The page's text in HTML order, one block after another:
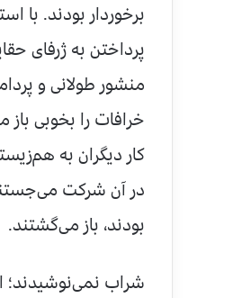
برخوردار بودند. با
پرداختن به ژرفای
منشور طولانی و
خرافات را بخوبی
کار دیگران به
در آن شرکت می‌جستند
بودند، باز می‌گشتند.
شراب نمی‌نوشیدند؛